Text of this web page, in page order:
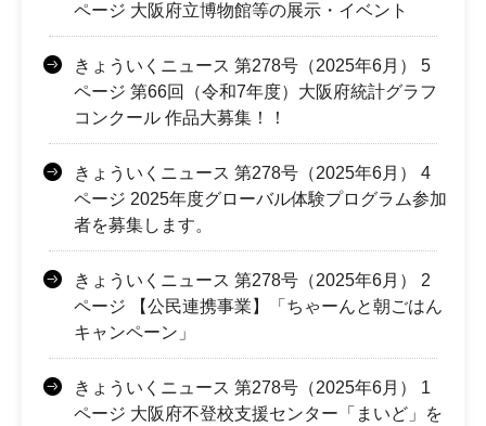
ページ 大阪府立博物館等の展示・イベント
きょういくニュース 第278号（2025年6月） 5
ページ 第66回（令和7年度）大阪府統計グラフ
コンクール 作品大募集！！
きょういくニュース 第278号（2025年6月） 4
ページ 2025年度グローバル体験プログラム参加
者を募集します。
きょういくニュース 第278号（2025年6月） 2
ページ 【公民連携事業】「ちゃーんと朝ごはん
キャンペーン」
きょういくニュース 第278号（2025年6月） 1
ページ 大阪府不登校支援センター「まいど」を